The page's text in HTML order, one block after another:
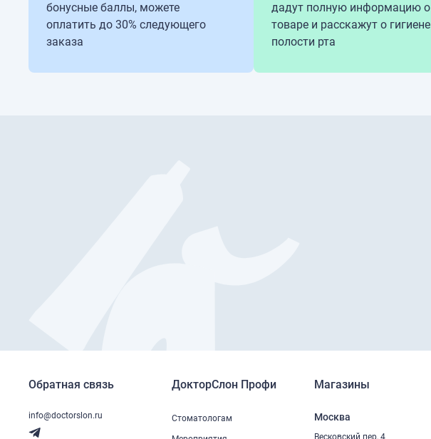
бонусные баллы, можете
оплатить до 30% следующего
заказа
дадут полную информацию о
товаре и расскажут о гигиене
полости рта
Обратная связь
info@doctorslon.ru
ДокторСлон Профи
Стоматологам
Магазины
Москва
Весковский пер, 4